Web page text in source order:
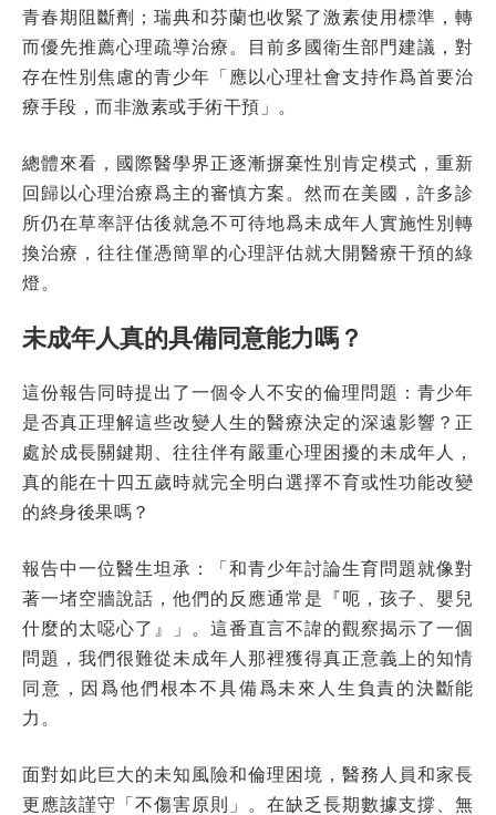
青春期阻斷劑；瑞典和芬蘭也收緊了激素使用標準，轉
而優先推薦心理疏導治療。目前多國衛生部門建議，對
存在性別焦慮的青少年「應以心理社會支持作爲首要治
療手段，而非激素或手術干預」。
總體來看，國際醫學界正逐漸摒棄性別肯定模式，重新
回歸以心理治療爲主的審慎方案。然而在美國，許多診
所仍在草率評估後就急不可待地爲未成年人實施性別轉
換治療，往往僅憑簡單的心理評估就大開醫療干預的綠
燈。
未成年人真的具備同意能力嗎？
這份報告同時提出了一個令人不安的倫理問題：青少年
是否真正理解這些改變人生的醫療決定的深遠影響？正
處於成長關鍵期、往往伴有嚴重心理困擾的未成年人，
真的能在十四五歲時就完全明白選擇不育或性功能改變
的終身後果嗎？
報告中一位醫生坦承：「和青少年討論生育問題就像對
著一堵空牆說話，他們的反應通常是『呃，孩子、嬰兒
什麼的太噁心了』」。這番直言不諱的觀察揭示了一個
問題，我們很難從未成年人那裡獲得真正意義上的知情
同意，因爲他們根本不具備爲未來人生負責的決斷能
力。
面對如此巨大的未知風險和倫理困境，醫務人員和家長
更應該謹守「不傷害原則」。在缺乏長期數據支撐、無